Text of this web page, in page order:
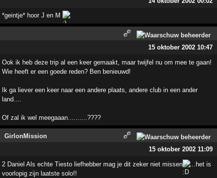
*geintje* hoor J en M
15 oktober 2002 10:47
Ook ik heb deze trip al een keer gemaakt, maar twijfel nu om mee te gaan!
Wie heeft er een goede reden? Ben benieuwd!
Ik ga liever een keer naar een andere plaats, andere club in een ander
land....
Of zal ik wel meegaaan..........??­??
GirlonMission
15 oktober 2002 11:09
2 Daniel Als echte Tiesto liefhebber mag je dit zeker niet missen
...het is
voorlopig zijn laatste solo!!